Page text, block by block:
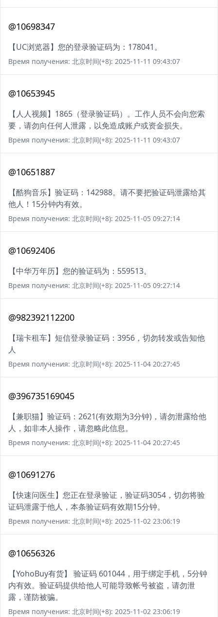
@10698347
【UC浏览器】您的登录验证码为：178041。
Время получения: 北京时间(+8): 2025-11-11 09:43:07
@10653945
【人人视频】1865（登录验证码）。工作人员不会向您索
要，请勿向任何人泄露，以免造成账户或资金损失。
Время получения: 北京时间(+8): 2025-11-11 09:43:07
@10651887
【酷狗音乐】验证码：142988。请不要把验证码泄露给其
他人！15分钟内有效。
Время получения: 北京时间(+8): 2025-11-05 09:27:14
@10692406
【中华万年历】您的验证码为：559513。
Время получения: 北京时间(+8): 2025-11-05 09:27:14
@982392112200
【瑞卡租车】短信登录验证码：3956，切勿转发或告知他
人
Время получения: 北京时间(+8): 2025-11-04 20:27:45
@396735169045
【兼职猫】验证码：2621(有效期为3分钟)，请勿泄露给他
人，如非本人操作，请忽略此信息。
Время получения: 北京时间(+8): 2025-11-04 20:27:45
@10691276
【快速问医生】您正在登录验证，验证码3054，切勿将验
证码泄露于他人，本条验证码有效期15分钟。
Время получения: 北京时间(+8): 2025-11-02 23:06:19
@10656326
【YohoBuy有货】 验证码 601044，用于绑定手机，5分钟
内有效。验证码提供给他人可能导致帐号被盗，请勿泄
露，谨防被骗。
Время получения: 北京时间(+8): 2025-11-02 23:06:19